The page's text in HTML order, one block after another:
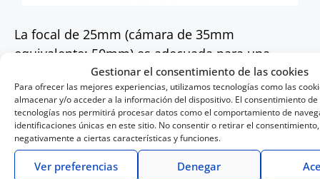
Gestionar el consentimiento de las cookies
Para ofrecer las mejores experiencias, utilizamos tecnologías como las
almacenar y/o acceder a la información del dispositivo. El consentimiento de
tecnologías nos permitirá procesar datos como el comportamiento de
identificaciones únicas en este sitio. No consentir o retirar el
negativamente a ciertas características y funciones.
Denegar
Ver preferencias
La focal de 25mm (cámara de 35mm
equivalente: 50mm) es adecuada para una
amplia variedad de ocasiones por su ángulo de
visión natural,cercano al de los ojos
humanos. Por otra parte, la apertura F1.7
permite un desenfoque suave y que el vídeo sea
aún más impresionante. Gracias a su
luminosidadpodemos prescindir del flash en